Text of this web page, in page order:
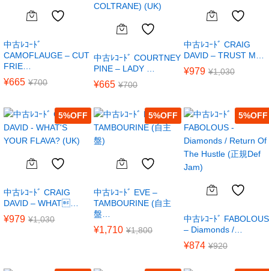
中古ﾚｺｰﾄﾞ
CAMOFLAUGE – CUT
FRIE…
¥665 ¥700
中古ﾚｺｰﾄﾞ COURTNEY
PINE – LADY …
¥665 ¥700
中古ﾚｺｰﾄﾞ CRAIG
DAVID – TRUST M…
¥979 ¥1,030
5%
中古ﾚｺｰﾄﾞ CRAIG
DAVID – WHAT…
¥979 ¥1,030
5%
中古ﾚｺｰﾄﾞ EVE –
TAMBOURINE (自主
盤…
¥1,710 ¥1,800
5%
中古ﾚｺｰﾄﾞ FABOLOUS
– Diamonds /…
¥874 ¥920